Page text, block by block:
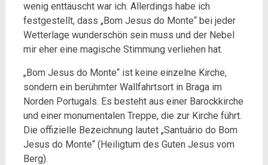
wenig enttäuscht war ich. Allerdings habe ich
festgestellt, dass „Bom Jesus do Monte“ bei jeder
Wetterlage wunderschön sein muss und der Nebel
mir eher eine magische Stimmung verliehen hat.
„Bom Jesus do Monte“ ist keine einzelne Kirche,
sondern ein berühmter Wallfahrtsort in Braga im
Norden Portugals. Es besteht aus einer Barockkirche
und einer monumentalen Treppe, die zur Kirche führt.
Die offizielle Bezeichnung lautet „Santuário do Bom
Jesus do Monte“ (Heiligtum des Guten Jesus vom
Berg).